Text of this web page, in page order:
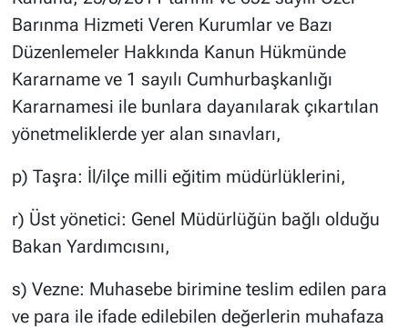
Barınma Hizmeti Veren Kurumlar ve Bazı
Düzenlemeler Hakkında Kanun Hükmünde
Kararname ve 1 sayılı Cumhurbaşkanlığı
Kararnamesi ile bunlara dayanılarak çıkartılan
yönetmeliklerde yer alan sınavları,
p) Taşra: İl/ilçe milli eğitim müdürlüklerini,
r) Üst yönetici: Genel Müdürlüğün bağlı olduğu
Bakan Yardımcısını,
s) Vezne: Muhasebe birimine teslim edilen para
ve para ile ifade edilebilen değerlerin muhafaza